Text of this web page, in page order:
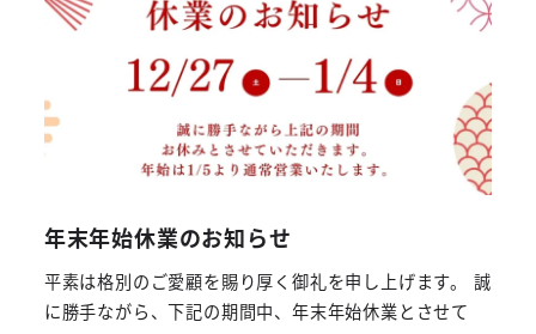
年末年始休業のお知らせ
平素は格別のご愛顧を賜り厚く御礼を申し上げます。 誠
に勝手ながら、下記の期間中、年末年始休業とさせて